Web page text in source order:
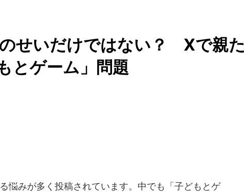
せいだけではない？ Xで親た
とゲーム」問題
悩みが多く投稿されています。中でも「子どもとゲ